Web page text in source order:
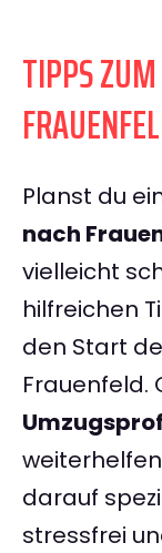
TIPPS
Planst du
nach
vielleicht
hilfreichen
den Start
Frauenfeld.
darauf
stressfrei